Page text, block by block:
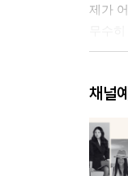
제가
가장
한 지
마음
채널